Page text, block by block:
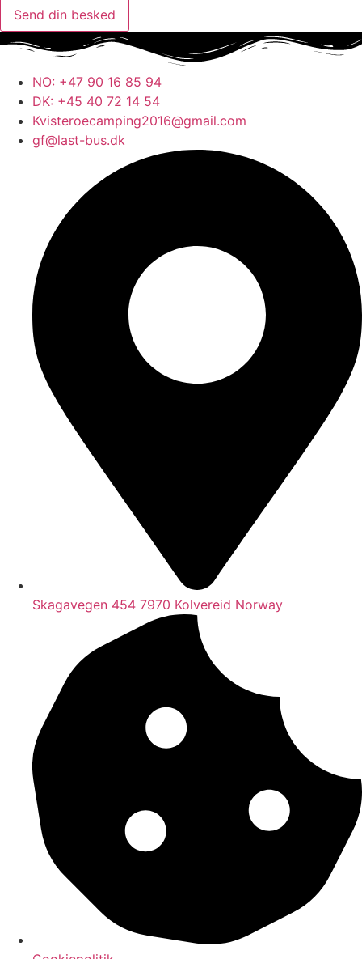
Send din besked
NO: +47 90 16 85 94
DK: +45 40 72 14 54
Kvisteroecamping2016@gmail.com
gf@last-bus.dk
Skagavegen 454 7970 Kolvereid Norway